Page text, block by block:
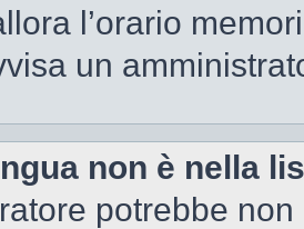
l’orario
un
non è nella
potrebbe